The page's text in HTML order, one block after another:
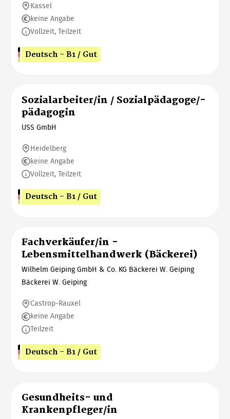
Kassel
keine Angabe
Vollzeit, Teilzeit
Deutsch - B1 / Gut
Sozialarbeiter/in / Sozialpädagoge/-
pädagogin
USS GmbH
Heidelberg
keine Angabe
Vollzeit, Teilzeit
Deutsch - B1 / Gut
Fachverkäufer/in -
Lebensmittelhandwerk (Bäckerei)
Wilhelm Geiping GmbH & Co. KG Bäckerei W. Geiping
Bäckerei W. Geiping
Castrop-Rauxel
keine Angabe
Teilzeit
Deutsch - B1 / Gut
Gesundheits- und
Krankenpfleger/in